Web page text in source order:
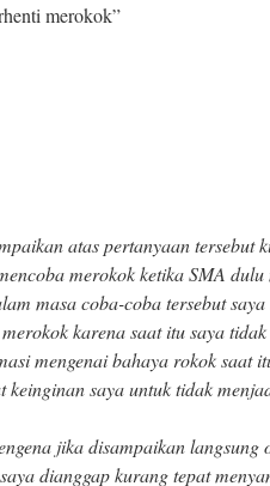
merokok”
atas pertanyaan tersebut
merokok ketika SMA
masa coba-coba tersebut
karena saat itu saya
mengenai bahaya rokok saat
keinginan saya untuk tidak
jika disampaikan langsung
dianggap kurang tepat